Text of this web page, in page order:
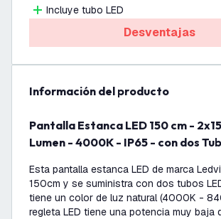
Incluye tubo LED
Desventajas
información del producto
Pantalla Estanca LED 150 cm - 2x15W - 4800
Lumen - 4000K - IP65 - con dos
Esta pantalla estanca LED de marca
150cm y se suministra con dos tubos
tiene un color de luz natural (4000K -
regleta LED tiene una potencia muy baja